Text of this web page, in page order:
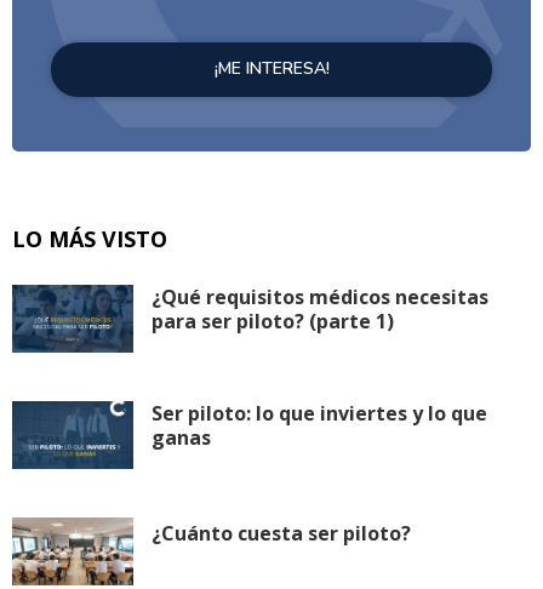
LO MÁS VISTO
¿Qué requisitos médicos necesitas
para ser piloto? (parte 1)
Ser piloto: lo que inviertes y lo que
ganas
¿Cuánto cuesta ser piloto?